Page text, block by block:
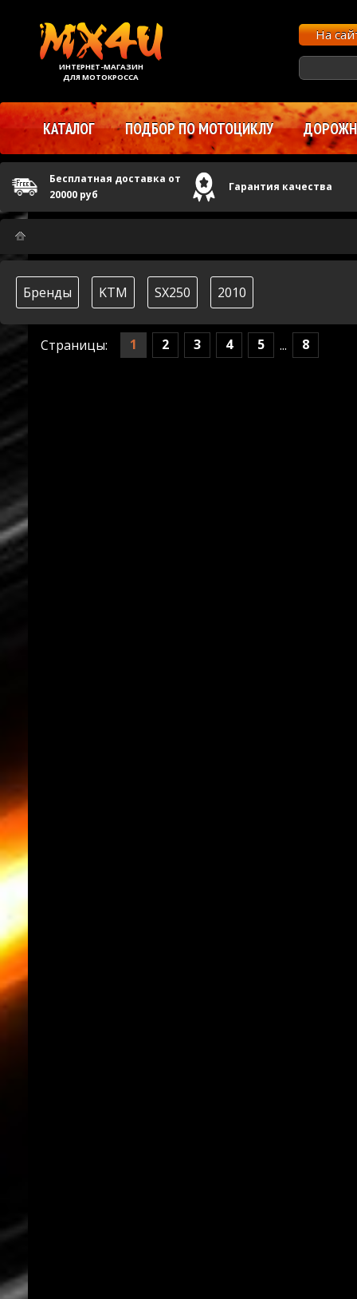
Бренды KTM SX250 2010
Страницы: 1 2 3 4 5 ... 8
ИНТЕРНЕТ-МАГАЗИН
ДЛЯ МОТОКРОССА
На
КАТАЛОГ ПОДБОР ПО МОТОЦИКЛУ
Бесплатная доставка от
20000 руб
Гарантия качества